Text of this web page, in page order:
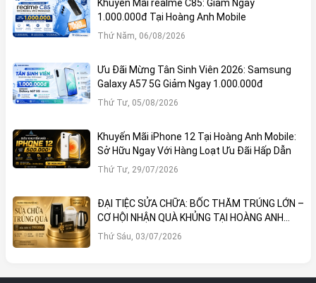
Khuyến Mãi realme C85: Giảm Ngay
1.000.000đ Tại Hoàng Anh Mobile
Thứ Năm, 06/08/2026
Ưu Đãi Mừng Tân Sinh Viên 2026: Samsung
Galaxy A57 5G Giảm Ngay 1.000.000đ
Thứ Tư, 05/08/2026
Khuyến Mãi iPhone 12 Tại Hoàng Anh Mobile:
Sở Hữu Ngay Với Hàng Loạt Ưu Đãi Hấp Dẫn
Thứ Tư, 29/07/2026
ĐẠI TIỆC SỬA CHỮA: BỐC THĂM TRÚNG LỚN –
CƠ HỘI NHẬN QUÀ KHỦNG TẠI HOÀNG ANH
MOBILE
Thứ Sáu, 03/07/2026